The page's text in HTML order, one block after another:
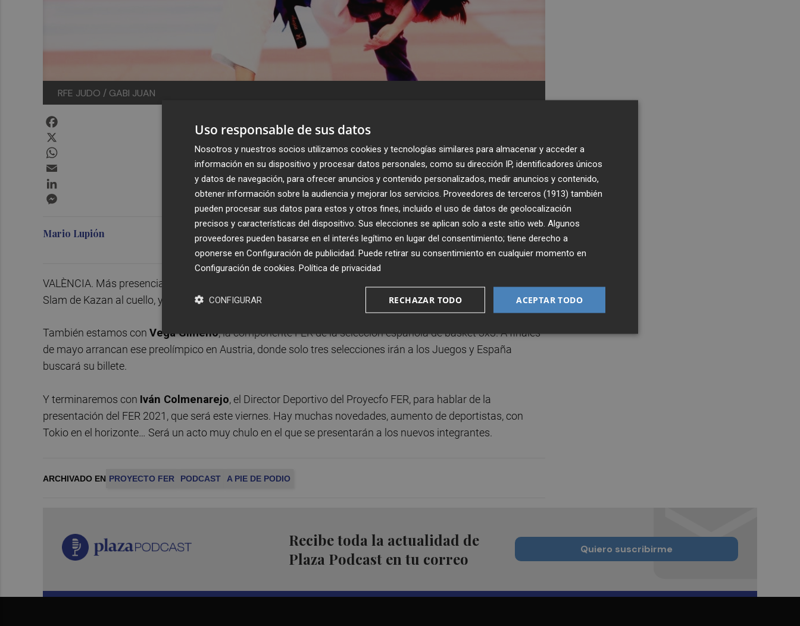
RFE JUDO / GABI JUAN
Mario Lupión Publicado: 17/05/2021 ·08:11
Actualizado: 17/05/2021 · 18:48
VALÈNCIA. Más presencias para Tokio. Hablaremos con
Slam de Kazan al cuello, ya tiene el billete olímpico prácticamente en la mano.
También estamos con Vega Gimeno, la componente FER de la selección española de basket 3x3. A finales
de mayo arrancan ese preolímpico en Austria, donde solo tres selecciones irán a los Juegos y España
buscará su billete.
Y terminaremos con Iván Colmenarejo, el Director Deportivo del Proyecfo FER, para hablar de la
presentación del FER 2021, que será este viernes. Hay muchas novedades, aumento de deportistas, con
Tokio en el horizonte… Será un acto muy chulo en el que se presentarán a los nuevos integrantes.
ARCHIVADO EN PROYECTO FER PODCAST A PIE DE PODIO
Recibe toda la actualidad de
Plaza Podcast en tu correo
Quiero suscribirme
Uso responsable de sus datos
Nosotros y nuestros socios utilizamos cookies y tecnologías similares para almacenar y acceder a
información en su dispositivo y procesar datos personales, como su dirección IP, identificadores únicos
y datos de navegación, para ofrecer anuncios y contenido personalizados, medir anuncios y contenido,
obtener información sobre la audiencia y mejorar los servicios. Proveedores de terceros (1913) también
pueden procesar sus datos para estos y otros fines, incluido el uso de datos de geolocalización
precisos y características del dispositivo. Sus elecciones se aplican solo a este sitio web. Algunos
proveedores pueden basarse en el interés legítimo en lugar del consentimiento; tiene derecho a
oponerse en Configuración de publicidad . Puede retirar su consentimiento en cualquier momento en
Configuración de cookies Política de privacidad
ACEPTAR TODO
RECHAZAR TODO
CONFIGURAR